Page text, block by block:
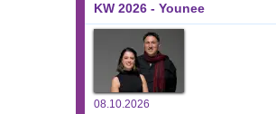
KW 2026 - Younee
08.10.2026